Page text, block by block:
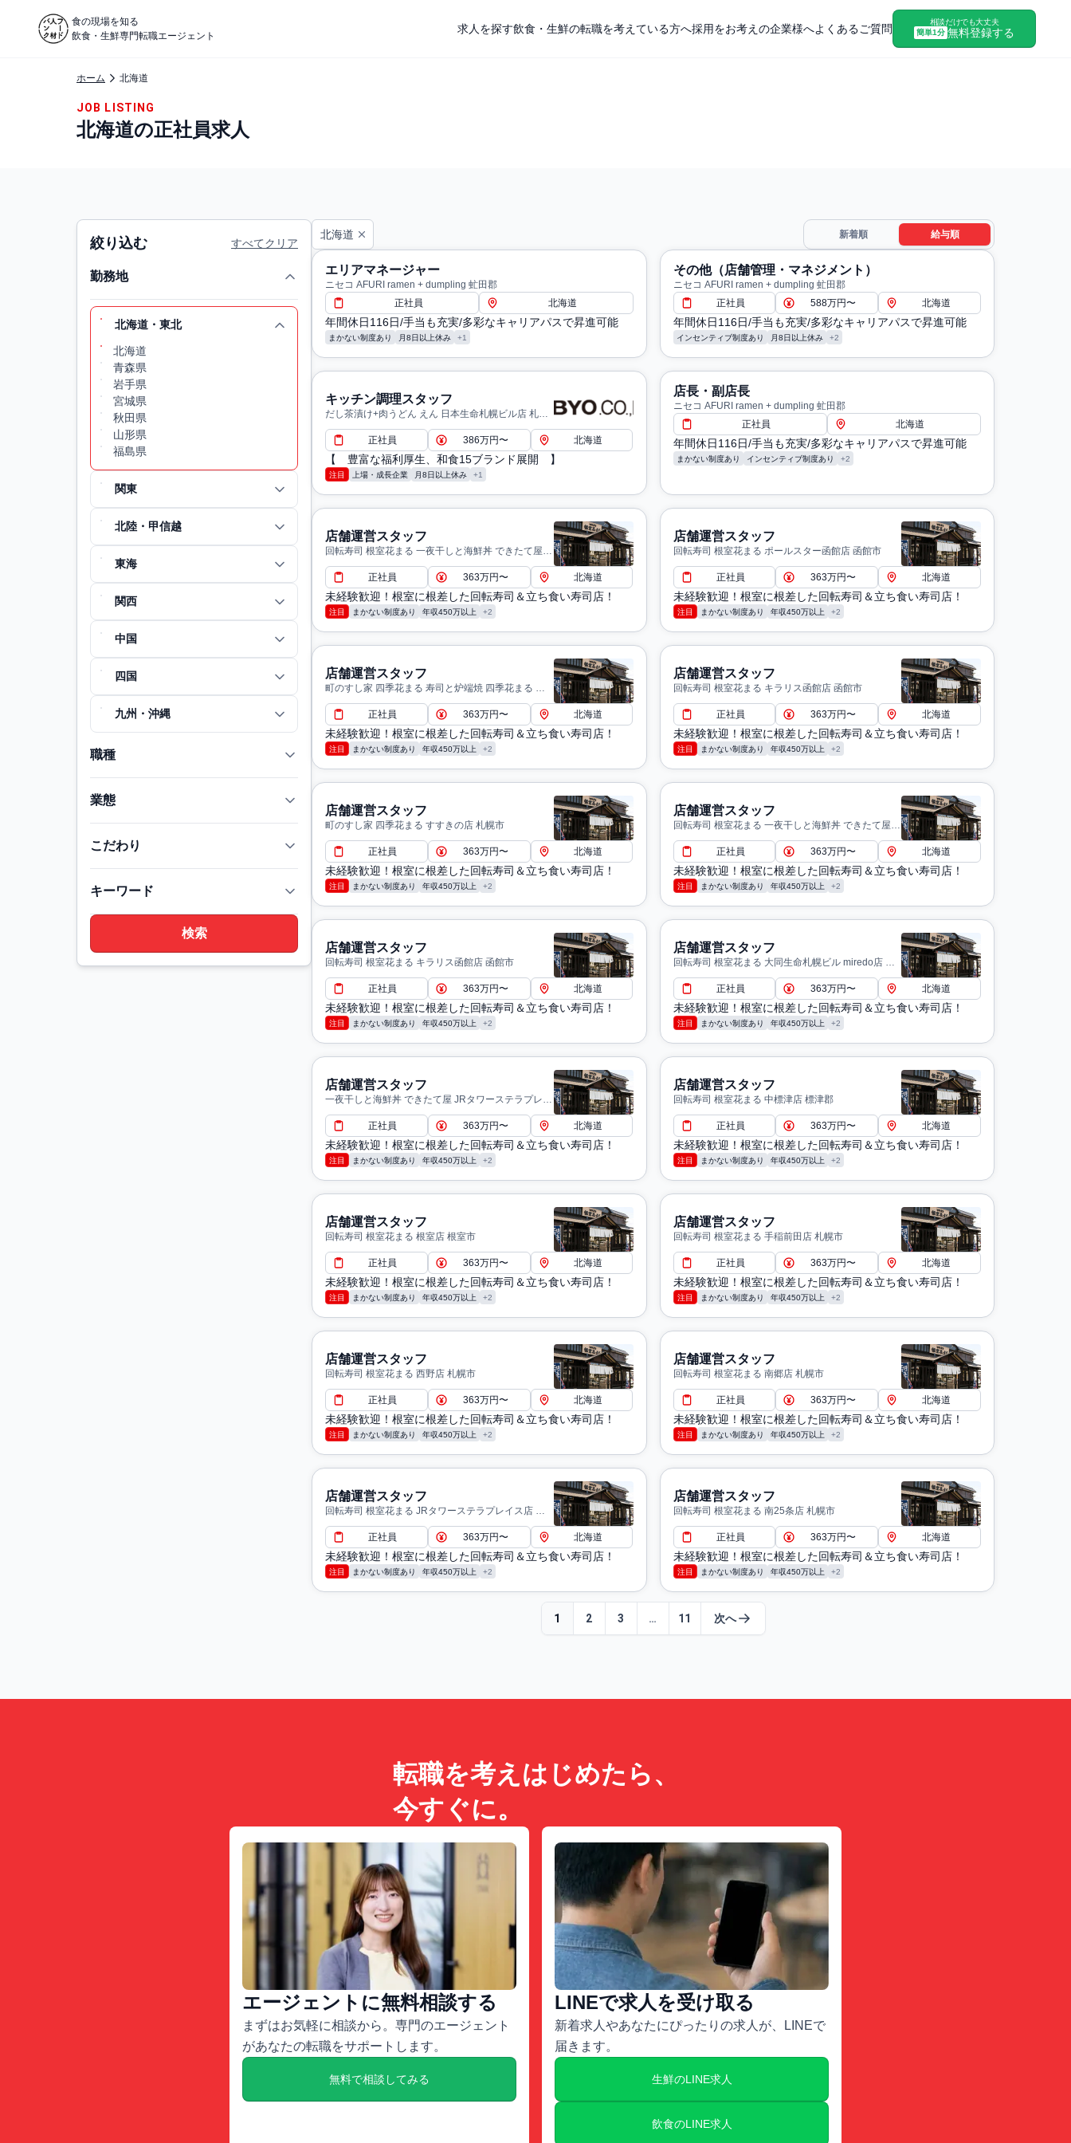
食の現場を知る
飲食・生鮮専門転職エージェント
求人を探す飲食・生鮮の転職を考えている方へ採用をお考えの企業様へよくあるご質問
相談だけでも大丈夫
簡単1分 無料登録する
ホーム 北海道
JOB LISTING
北海道の正社員求人
絞り込む すべてクリア
勤務地
北海道・東北
北海道
青森県
岩手県
宮城県
秋田県
山形県
福島県
関東
北陸・甲信越
東海
関西
中国
四国
九州・沖縄
職種
業態
こだわり
キーワード
北海道 新着順 給与順
エリアマネージャー
ニセコ AFURI ramen + dumpling 虻田郡
正社員
北海道
年間休日116日/手当も充実/多彩なキャリアパスで昇進可能
まかない制度あり 月8日以上休み +1
その他（店舗管理・マネジメント）
ニセコ AFURI ramen + dumpling 虻田郡
正社員
588万円〜 北海道
年間休日116日/手当も充実/多彩なキャリアパスで昇進可能
インセンティブ制度あり 月8日以上休み +2
キッチン調理スタッフ
だし茶漬け+肉うどん えん 日本生命札幌ビル店 札幌
市
正社員
386万円〜 北海道
【 豊富な福利厚生、和食15ブランド展開 】
注目 上場・成長企業 月8日以上休み +1
店長・副店長
ニセコ AFURI ramen + dumpling 虻田郡
正社員
北海道
年間休日116日/手当も充実/多彩なキャリアパスで昇進可能
まかない制度あり インセンティブ制度あり +2
店舗運営スタッフ
回転寿司 根室花まる 一夜干しと海鮮丼 できたて屋
時計台店 札幌市
正社員
363万円〜 北海道
未経験歓迎！根室に根差した回転寿司＆立ち食い寿司店！
注目 まかない制度あり 年収450万以上 +2
店舗運営スタッフ
回転寿司 根室花まる ポールスター函館店 函館市
正社員 363万円〜 北海道
未経験歓迎！根室に根差した回転寿司＆立ち食い寿司店！
注目 まかない制度あり 年収450万以上 +2
店舗運営スタッフ
町のすし家 四季花まる 寿司と炉端焼 四季花まる 北
口店 札幌市
正社員
363万円〜 北海道
未経験歓迎！根室に根差した回転寿司＆立ち食い寿司店！
注目 まかない制度あり 年収450万以上 +2
店舗運営スタッフ
回転寿司 根室花まる キラリス函館店 函館市
正社員 363万円〜 北海道
未経験歓迎！根室に根差した回転寿司＆立ち食い寿司店！
注目 まかない制度あり 年収450万以上 +2
店舗運営スタッフ
町のすし家 四季花まる すすきの店 札幌市
正社員 363万円〜 北海道
未経験歓迎！根室に根差した回転寿司＆立ち食い寿司店！
注目 まかない制度あり 年収450万以上 +2
店舗運営スタッフ
回転寿司 根室花まる 一夜干しと海鮮丼 できたて屋
サッポロファクトリー店 札幌市
正社員
363万円〜 北海道
未経験歓迎！根室に根差した回転寿司＆立ち食い寿司店！
注目 まかない制度あり 年収450万以上 +2
店舗運営スタッフ
回転寿司 根室花まる キラリス函館店 函館市
正社員 363万円〜 北海道
未経験歓迎！根室に根差した回転寿司＆立ち食い寿司店！
注目 まかない制度あり 年収450万以上 +2
店舗運営スタッフ
回転寿司 根室花まる 大同生命札幌ビル miredo店 札
幌市
正社員
363万円〜 北海道
未経験歓迎！根室に根差した回転寿司＆立ち食い寿司店！
注目 まかない制度あり 年収450万以上 +2
店舗運営スタッフ
一夜干しと海鮮丼 できたて屋 JRタワーステラプレイ
ス店 札幌市
正社員
363万円〜 北海道
未経験歓迎！根室に根差した回転寿司＆立ち食い寿司店！
注目 まかない制度あり 年収450万以上 +2
店舗運営スタッフ
回転寿司 根室花まる 中標津店 標津郡
正社員 363万円〜 北海道
未経験歓迎！根室に根差した回転寿司＆立ち食い寿司店！
注目 まかない制度あり 年収450万以上 +2
店舗運営スタッフ
回転寿司 根室花まる 根室店 根室市
正社員 363万円〜 北海道
未経験歓迎！根室に根差した回転寿司＆立ち食い寿司店！
注目 まかない制度あり 年収450万以上 +2
店舗運営スタッフ
回転寿司 根室花まる 手稲前田店 札幌市
正社員 363万円〜 北海道
未経験歓迎！根室に根差した回転寿司＆立ち食い寿司店！
注目 まかない制度あり 年収450万以上 +2
店舗運営スタッフ
回転寿司 根室花まる 西野店 札幌市
正社員 363万円〜 北海道
未経験歓迎！根室に根差した回転寿司＆立ち食い寿司店！
注目 まかない制度あり 年収450万以上 +2
店舗運営スタッフ
回転寿司 根室花まる 南郷店 札幌市
正社員 363万円〜 北海道
未経験歓迎！根室に根差した回転寿司＆立ち食い寿司店！
注目 まかない制度あり 年収450万以上 +2
店舗運営スタッフ
回転寿司 根室花まる JRタワーステラプレイス店 札
幌市
正社員
363万円〜 北海道
未経験歓迎！根室に根差した回転寿司＆立ち食い寿司店！
注目 まかない制度あり 年収450万以上 +2
店舗運営スタッフ
回転寿司 根室花まる 南25条店 札幌市
正社員 363万円〜 北海道
未経験歓迎！根室に根差した回転寿司＆立ち食い寿司店！
注目 まかない制度あり 年収450万以上 +2
1 2 3 … 11 次へ
転職を考えはじめたら、
今すぐに。
エージェントに無料相談する
まずはお気軽に相談から。専門のエージェント
があなたの転職をサポートします。
無料で相談してみる
LINEで求人を受け取る
新着求人やあなたにぴったりの求人が、LINEで
届きます。
生鮮のLINE求人
飲食のLINE求人